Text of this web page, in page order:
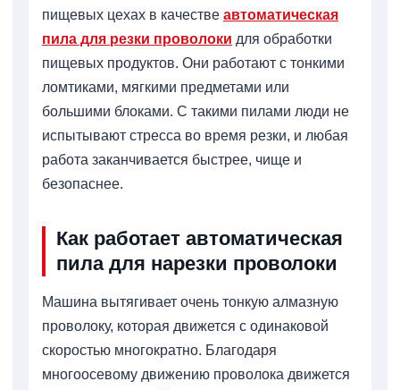
пищевых цехах в качестве автоматическая
пила для резки проволоки для обработки
пищевых продуктов. Они работают с тонкими
ломтиками, мягкими предметами или
большими блоками. С такими пилами люди не
испытывают стресса во время резки, и любая
работа заканчивается быстрее, чище и
безопаснее.
Как работает автоматическая
пила для нарезки проволоки
Машина вытягивает очень тонкую алмазную
проволоку, которая движется с одинаковой
скоростью многократно. Благодаря
многоосевому движению проволока движется